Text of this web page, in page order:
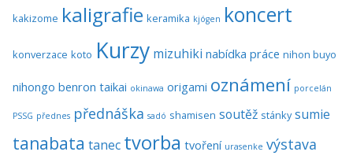
kakizome kaligrafie keramika kjógen koncert
konverzace koto Kurzy mizuhiki nabídka práce nihon buyo
nihongo benron taikai okinawa origami oznámení porcelán
PSSG přednes přednáška sadó shamisen soutěž stánky sumie
tanabata tanec tvorba tvoření urasenke výstava